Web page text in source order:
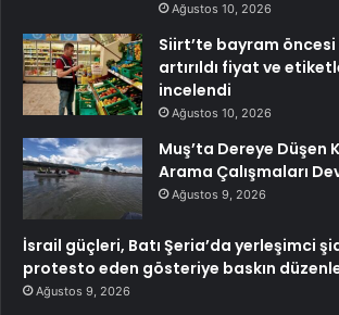
Ağustos 10, 2026
Siirt’te bayram
artırıldı fiyat ve
incelendi
Ağustos 10, 2026
Muş’ta Dereye Düşen
Arama Çalışmaları
Ağustos 9, 2026
İsrail güçleri, Batı Şeria’da yerleşimci
protesto eden gösteriye baskın
Ağustos 9, 2026